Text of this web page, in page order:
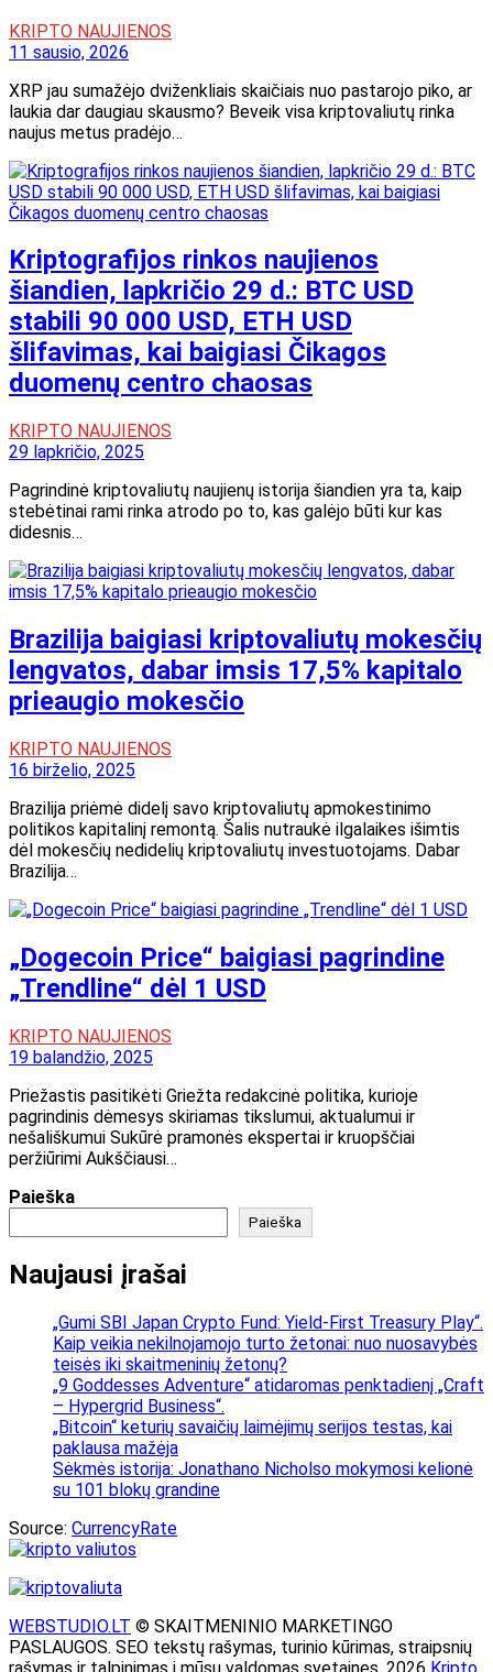
KRIPTO NAUJIENOS
11 sausio, 2026
XRP jau sumažėjo dviženkliais skaičiais nuo pastarojo piko, ar
laukia dar daugiau skausmo? Beveik visa kriptovaliutų rinka
naujus metus pradėjo…
Kriptografijos rinkos naujienos
šiandien, lapkričio 29 d.: BTC USD
stabili 90 000 USD, ETH USD
šlifavimas, kai baigiasi Čikagos
duomenų centro chaosas
KRIPTO NAUJIENOS
29 lapkričio, 2025
Pagrindinė kriptovaliutų naujienų istorija šiandien yra ta, kaip
stebėtinai rami rinka atrodo po to, kas galėjo būti kur kas
didesnis…
Brazilija baigiasi kriptovaliutų mokesčių
lengvatos, dabar imsis 17,5% kapitalo
prieaugio mokesčio
KRIPTO NAUJIENOS
16 birželio, 2025
Brazilija priėmė didelį savo kriptovaliutų apmokestinimo
politikos kapitalinį remontą. Šalis nutraukė ilgalaikes išimtis
dėl mokesčių nedidelių kriptovaliutų investuotojams. Dabar
Brazilija…
„Dogecoin Price“ baigiasi pagrindine
„Trendline“ dėl 1 USD
KRIPTO NAUJIENOS
19 balandžio, 2025
Priežastis pasitikėti Griežta redakcinė politika, kurioje
pagrindinis dėmesys skiriamas tikslumui, aktualumui ir
nešališkumui Sukūrė pramonės ekspertai ir kruopščiai
peržiūrimi Aukščiausi…
Paieška
Paieška
Naujausi įrašai
„Gumi SBI Japan Crypto Fund: Yield-First Treasury Play“.
Kaip veikia nekilnojamojo turto žetonai: nuo nuosavybės
teisės iki skaitmeninių žetonų?
„9 Goddesses Adventure“ atidaromas penktadienį „Craft
– Hypergrid Business“.
„Bitcoin“ keturių savaičių laimėjimų serijos testas, kai
paklausa mažėja
Sėkmės istorija: Jonathano Nicholso mokymosi kelionė
su 101 blokų grandine
Source: CurrencyRate
WEBSTUDIO.LT © SKAITMENINIO MARKETINGO
PASLAUGOS. SEO tekstų rašymas, turinio kūrimas, straipsnių